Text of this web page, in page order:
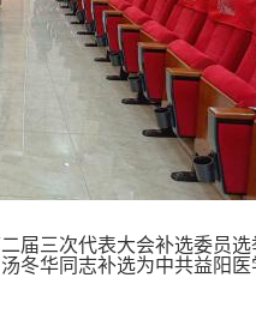
届三次代表大会补选委员选
汤冬华同志补选为中共益阳医